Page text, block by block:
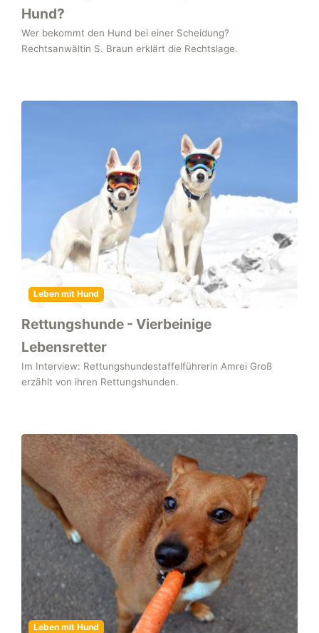
Hund?
Wer bekommt den Hund bei einer Scheidung?
Rechtsanwältin S. Braun erklärt die Rechtslage.
Leben mit Hund
Rettungshunde - Vierbeinige
Lebensretter
Im Interview: Rettungshundestaffelführerin Amrei Groß
erzählt von ihren Rettungshunden.
Leben mit Hund